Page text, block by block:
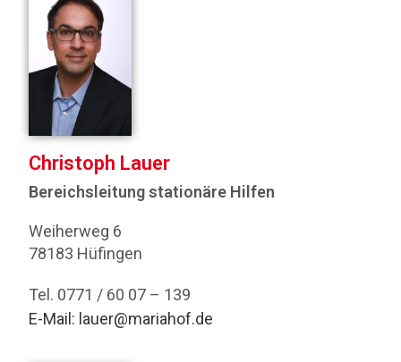
Christoph Lauer
Bereichsleitung stationäre Hilfen
Weiherweg 6
78183 Hüfingen
Tel. 0771 / 60 07 – 139
E-Mail: lauer@mariahof.de